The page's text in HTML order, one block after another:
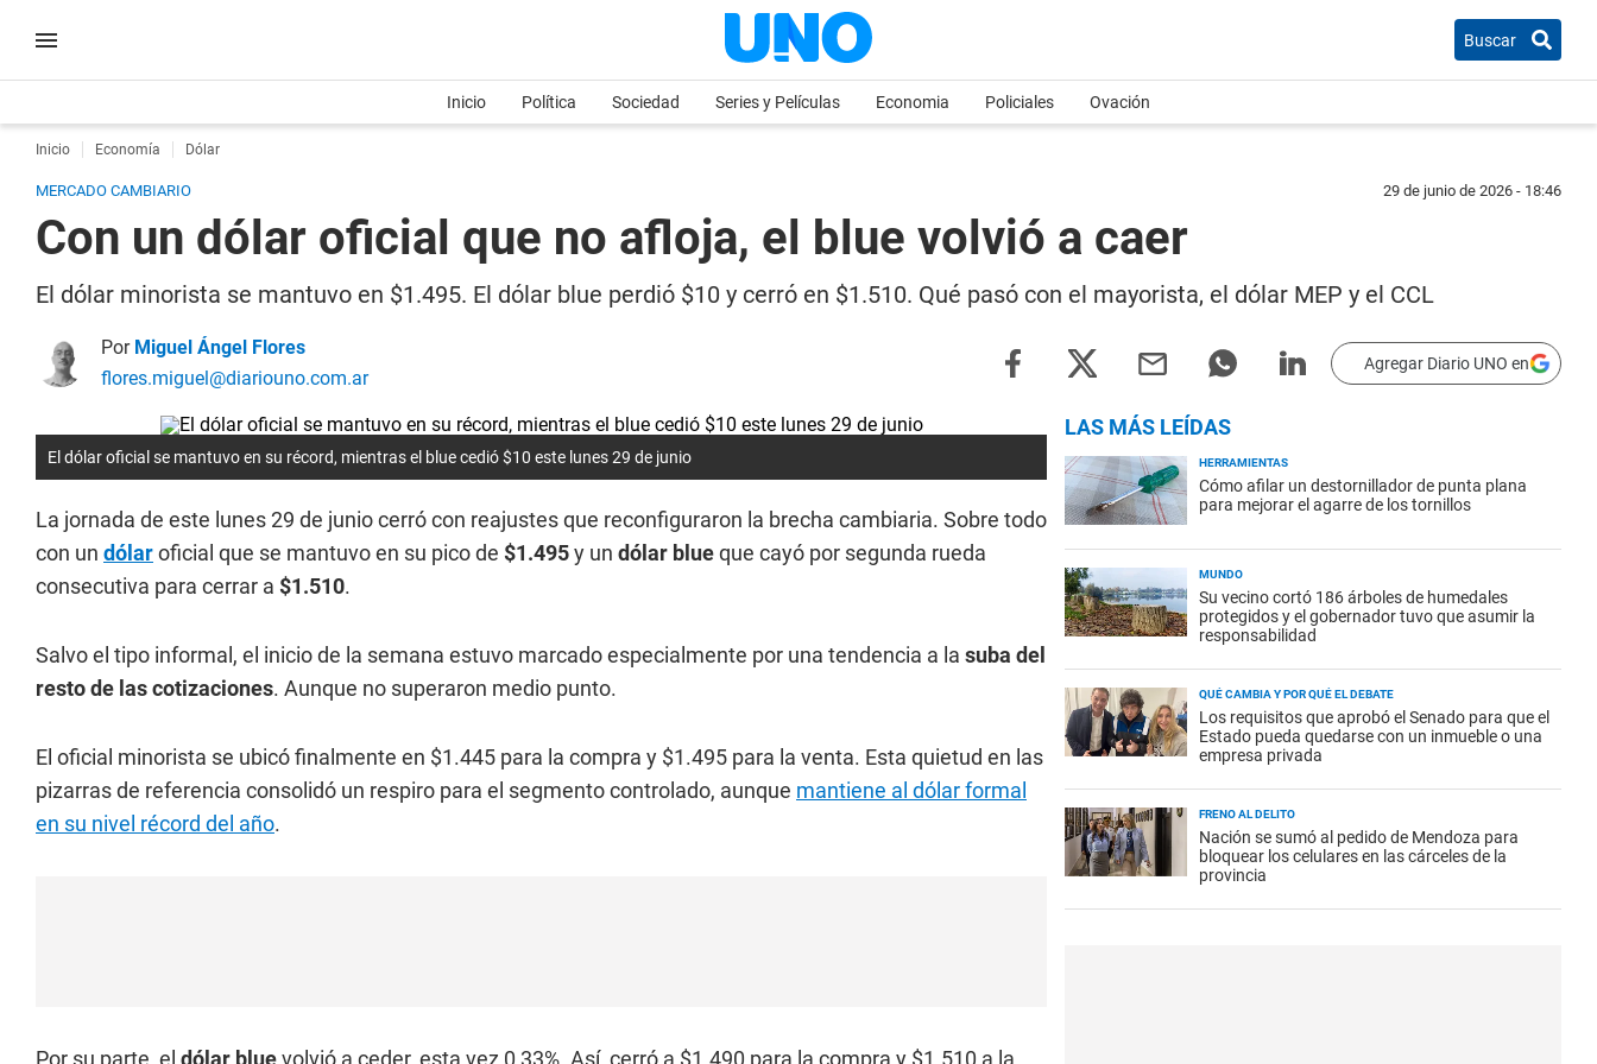
Buscar
Inicio Política Sociedad Series y Películas Economia Policiales Ovación
Inicio Economía Dólar
MERCADO CAMBIARIO 29 de junio de 2026 - 18:46
Con un dólar oficial que no afloja, el blue volvió a caer
El dólar minorista se mantuvo en $1.495. El dólar blue perdió $10 y cerró en $1.510. Qué pasó con el mayorista, el dólar MEP y el CCL
Por Miguel Ángel Flores
flores.miguel@diariouno.com.ar
Agregar Diario UNO en
El dólar oficial se mantuvo en su récord, mientras el blue cedió $10 este lunes 29 de junio
La jornada de este lunes 29 de junio cerró con reajustes que reconfiguraron la brecha cambiaria. Sobre todo
con un dólaroficial que se mantuvo en su pico de $1.495y un dólar blueque cayó por segunda rueda
consecutiva para cerrar a $1.510.
Salvo el tipo informal, el inicio de la semana estuvo marcado especialmente por una tendencia a la suba del
resto de las cotizaciones. Aunque no superaron medio punto.
El oficial minorista se ubicó finalmente en $1.445 para la compra y $1.495 para la venta. Esta quietud en las
pizarras de referencia consolidó un respiro para el segmento controlado, aunque mantiene al dólar formal
en su nivel récord del año.
Por su parte, el dólar bluevolvió a ceder, esta vez 0,33%. Así, cerró a $1.490 para la compra y $1.510 a la
LAS MÁS LEÍDAS
HERRAMIENTAS
Cómo afilar un destornillador de punta plana
para mejorar el agarre de los tornillos
MUNDO
Su vecino cortó 186 árboles de humedales
protegidos y el gobernador tuvo que asumir la
responsabilidad
QUÉ CAMBIA Y POR QUÉ EL DEBATE
Los requisitos que aprobó el Senado para que el
Estado pueda quedarse con un inmueble o una
empresa privada
FRENO AL DELITO
Nación se sumó al pedido de Mendoza para
bloquear los celulares en las cárceles de la
provincia